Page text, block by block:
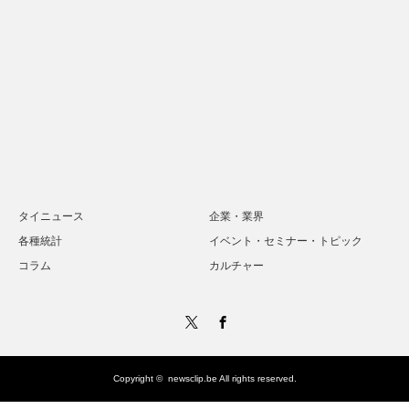
タイニュース
企業・業界
各種統計
イベント・セミナー・トピック
コラム
カルチャー
Copyright © newsclip.be All rights reserved.